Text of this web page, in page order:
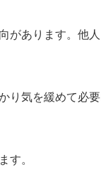
があります。他
り気を緩めて必
。